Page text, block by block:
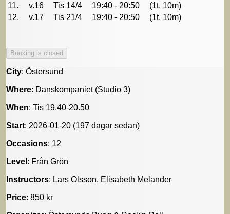
11.
v.16 Tis 14/4 19:40 - 20:50
(1t, 10m)
12.
v.17 Tis 21/4 19:40 - 20:50 (1t, 10m)
City: Östersund
Where: Danskompaniet (Studio 3)
When: Tis 19.40-20.50
Start: 2026-01-20 (197 dagar sedan)
Occasions: 12
Level : Från Grön
Instructors: Lars Olsson, Elisabeth Melander
Price: 850 kr